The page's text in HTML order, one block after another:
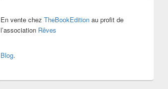
En vente chez TheBookEdition au profit de
l’association Rêves
Blog.